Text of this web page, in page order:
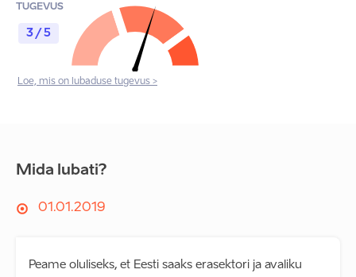
TUGEVUS
3 / 5
Loe, mis on lubaduse tugevus >
Mida lubati?
01.01.2019
Peame oluliseks, et Eesti saaks erasektori ja avaliku